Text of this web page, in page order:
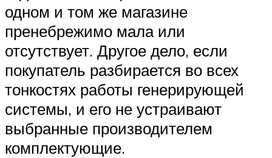
одном и том же магазине
пренебрежимо мала или
отсутствует. Другое дело, если
покупатель разбирается во всех
тонкостях работы генерирующей
системы, и его не устраивают
выбранные производителем
комплектующие.